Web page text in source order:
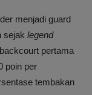
menjadi guard
sejak legend
pertama
poin per
tembakan